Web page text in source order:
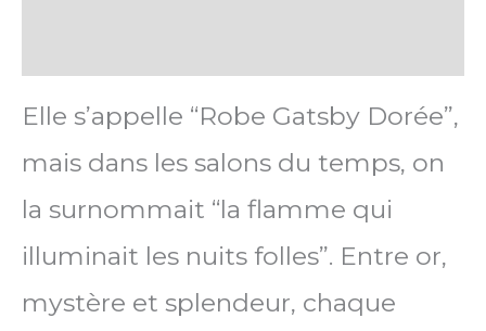
Elle s’appelle “Robe Gatsby Dorée”,
mais dans les salons du temps, on
la surnommait “la flamme qui
illuminait les nuits folles”. Entre or,
mystère et splendeur, chaque